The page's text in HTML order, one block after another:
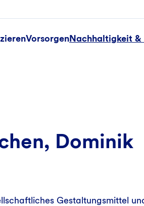
VorsorgenNachhaltigkeit &
Dominik
Gestaltungsmittel